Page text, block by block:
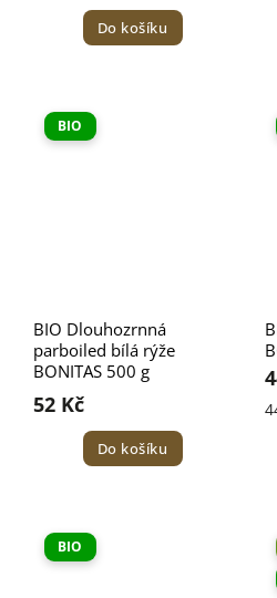
Do košíku
BIO
BIO Dlouhozrnná
parboiled bílá rýže
BONITAS 500 g
52 Kč
Do košíku
BIO